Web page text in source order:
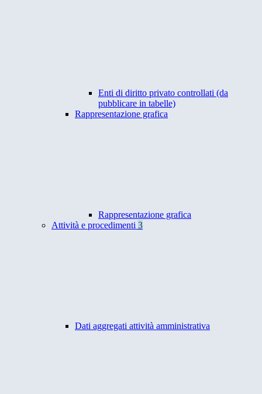
Enti di diritto privato controllati (da
pubblicare in tabelle)
Rappresentazione grafica
Rappresentazione grafica
Attività e procedimenti 3
Dati aggregati attività amministrativa